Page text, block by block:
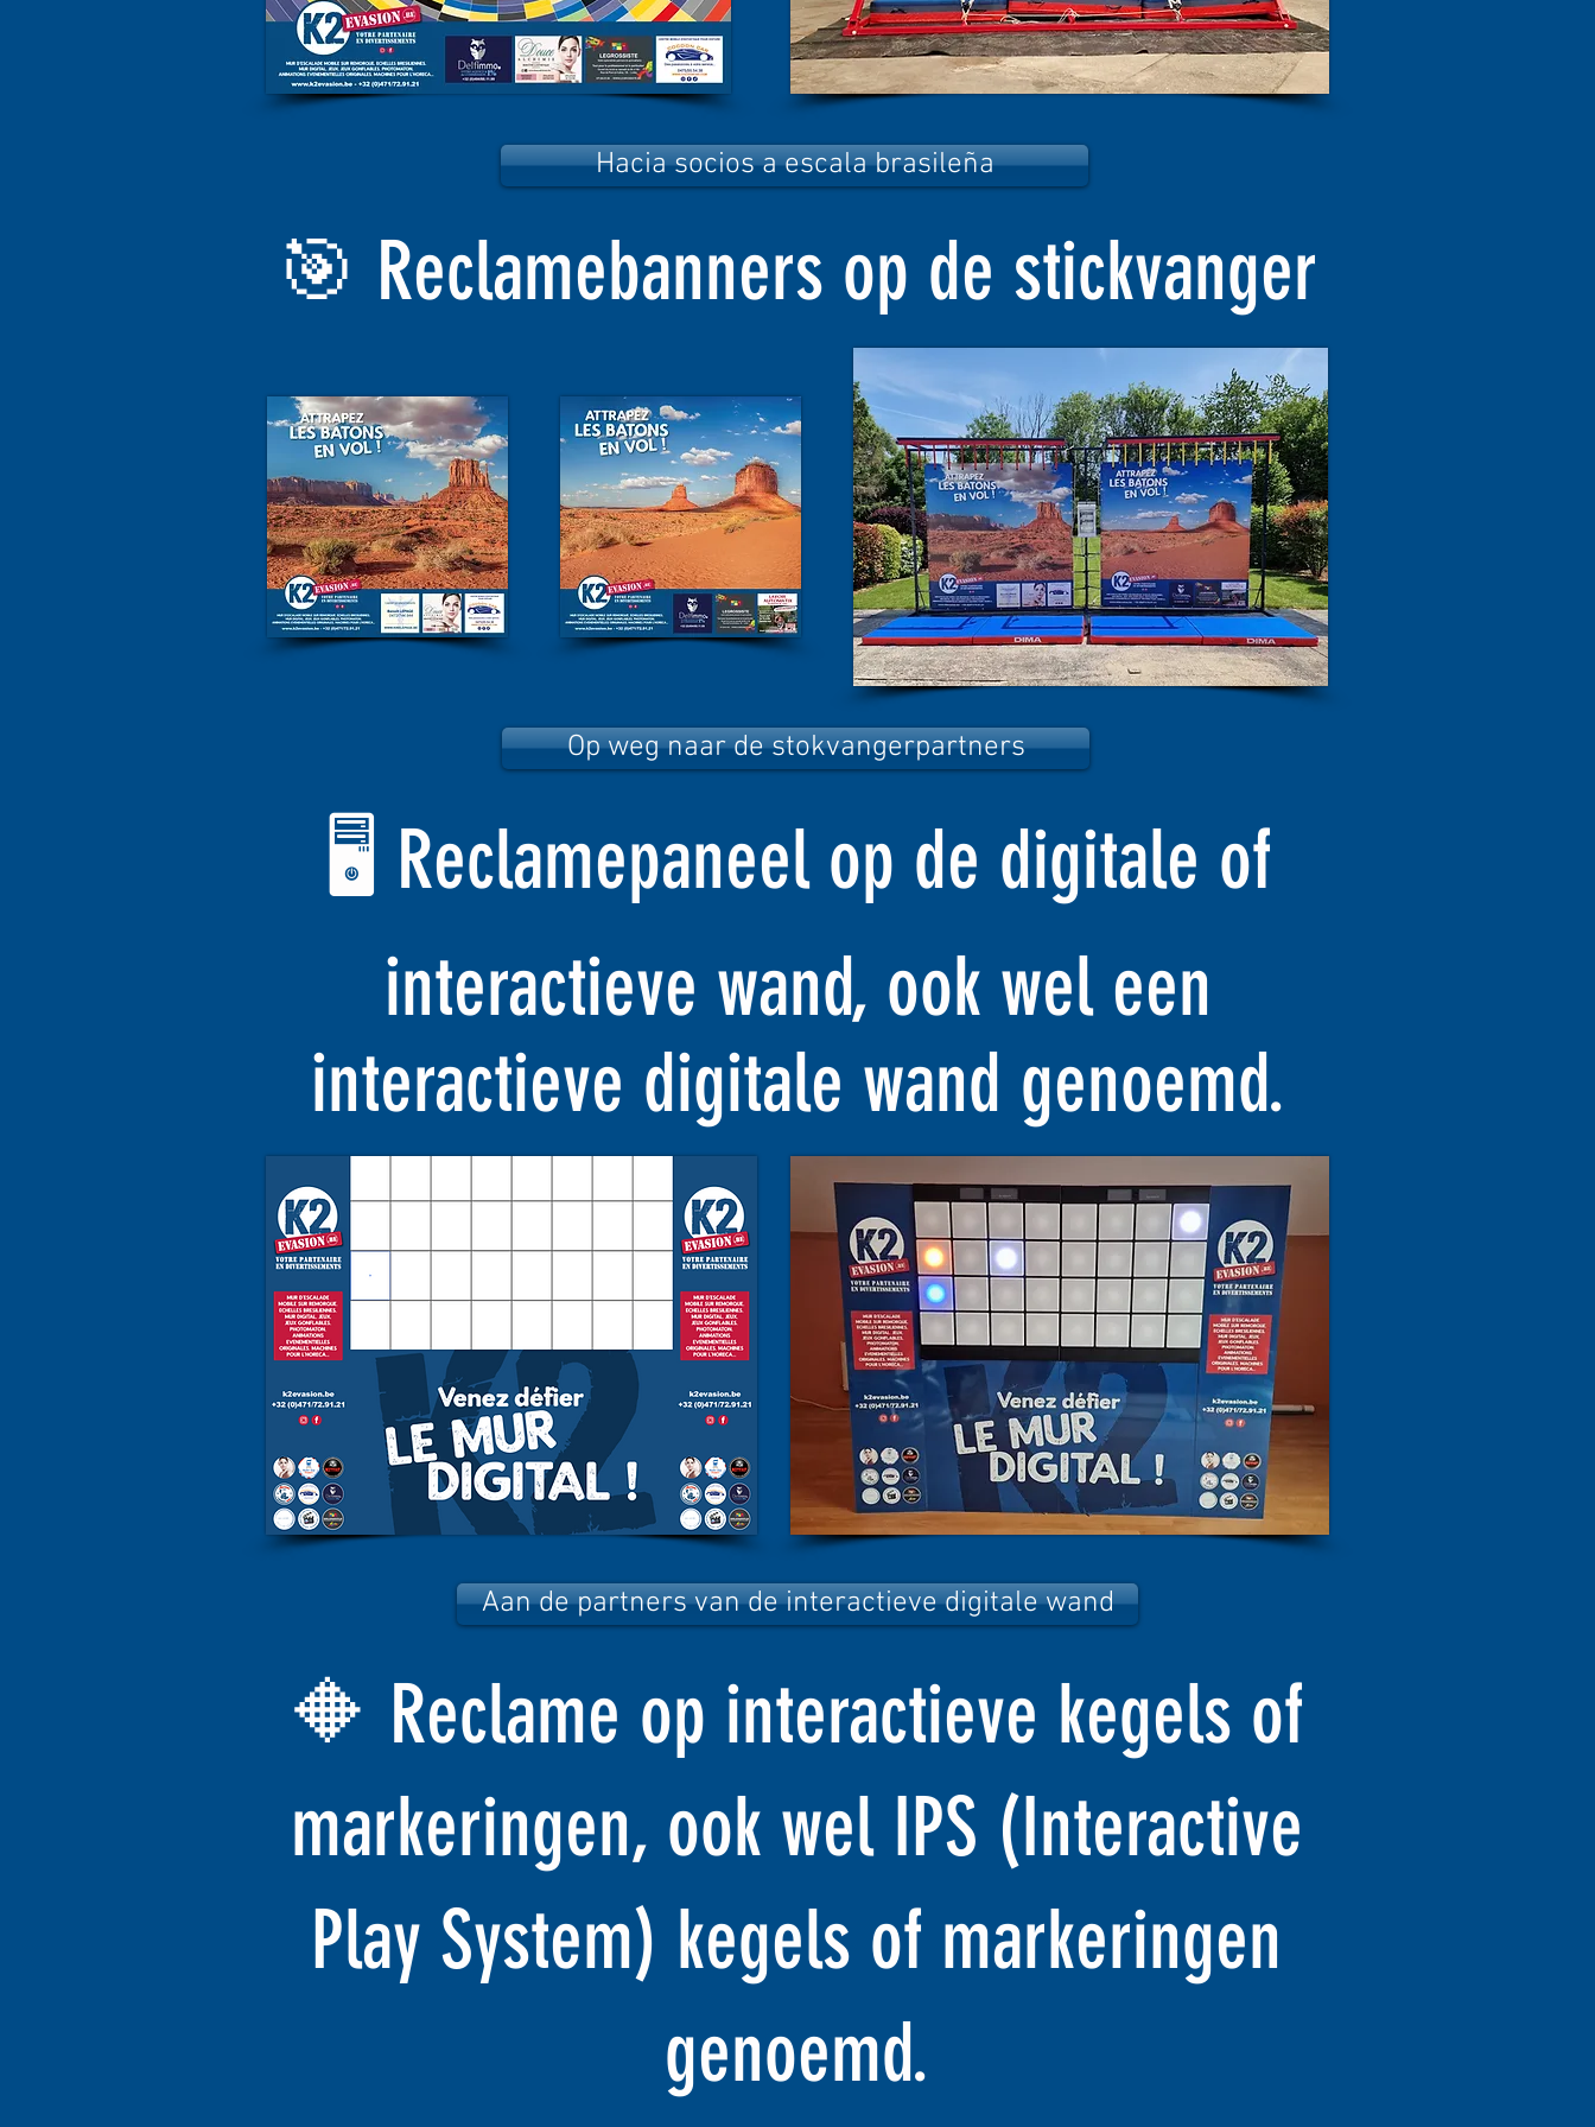
Hacia socios a escala brasileña
🎯 Reclamebanners op de stickvanger
Op weg naar de stokvangerpartners
🖥️ Reclamepaneel op de digitale of
interactieve wand, ook wel een
interactieve digitale wand genoemd.
Aan de partners van de interactieve digitale wand
🔶 Reclame op interactieve kegels of
markeringen, ook wel IPS (Interactive
Play System) kegels of markeringen
genoemd.